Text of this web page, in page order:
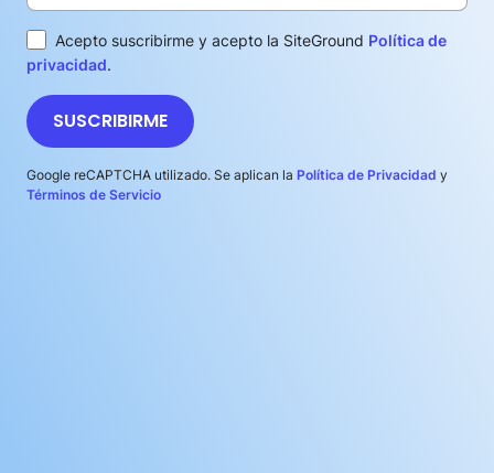
Acepto suscribirme y acepto la SiteGround Política de
privacidad.
SUSCRIBIRME
Google reCAPTCHA utilizado. Se aplican la Política de Privacidad y
Términos de Servicio